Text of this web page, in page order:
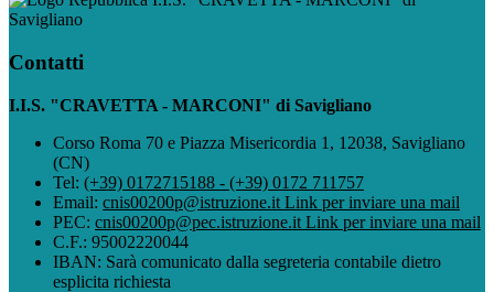
Savigliano
Contatti
I.I.S. "CRAVETTA - MARCONI" di Savigliano
Corso Roma 70 e Piazza Misericordia 1, 12038, Savigliano
(CN)
Tel: (+39) 0172715188 - (+39) 0172 711757
Email: cnis00200p@istruzione.it Link per inviare una mail
PEC: cnis00200p@pec.istruzione.it Link per inviare una mail
C.F.: 95002220044
IBAN: Sarà comunicato dalla segreteria contabile dietro
esplicita richiesta